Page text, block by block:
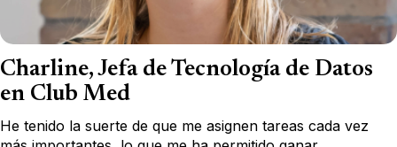
Charline, Jefa de Tecnología de Datos
en Club Med
He tenido la suerte de que me asignen tareas cada vez